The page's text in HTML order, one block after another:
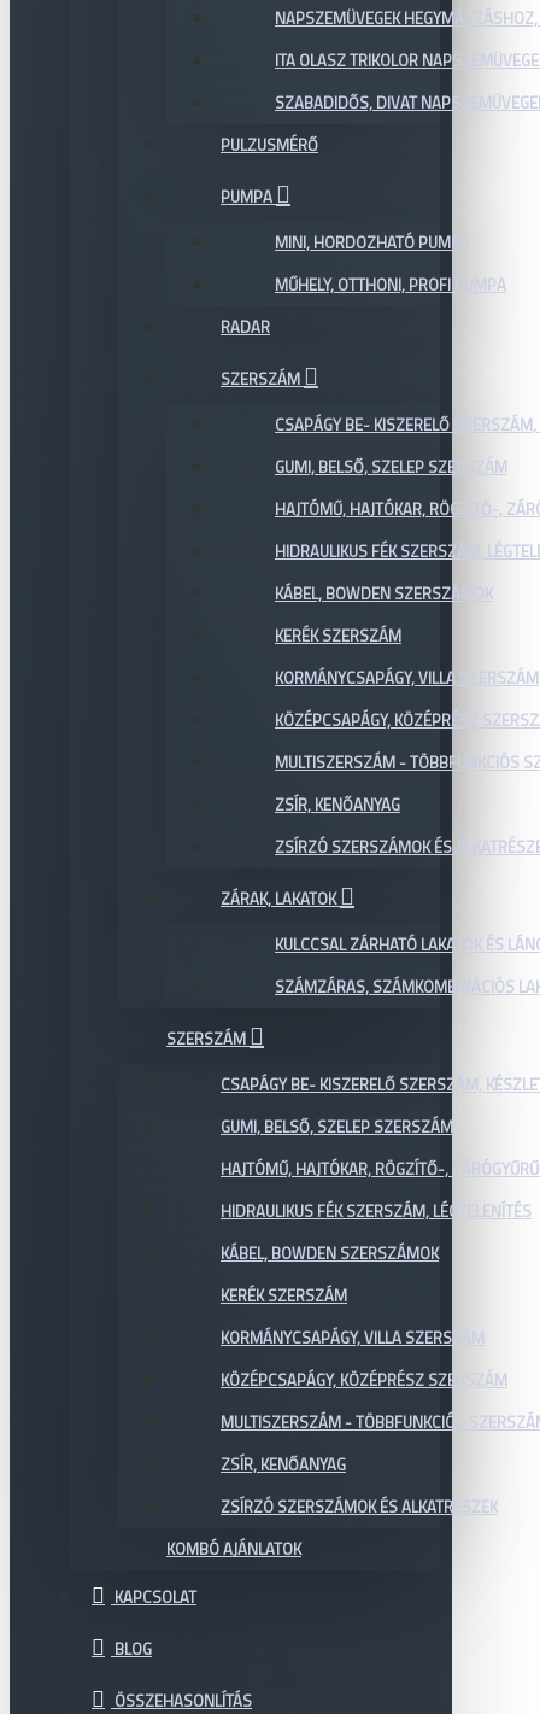
NAPSZEMÜVEGEK
ITA OLASZ TRIKOLOR
SZABADIDŐS, DIVAT
PULZUSMÉRŐ
PUMPA
MINI, HORDOZHATÓ PUMPA
MŰHELY, OTTHONI, PROFI PUMPA
RADAR
SZERSZÁM
CSAPÁGY BE- KISZERELŐ
GUMI, BELSŐ, SZELEP SZERSZÁM
HAJTÓMŰ, HAJTÓKAR, RÖGZÍTŐ-,
HIDRAULIKUS FÉK SZERSZÁM,
KÁBEL, BOWDEN SZERSZÁMOK
KERÉK SZERSZÁM
KORMÁNYCSAPÁGY, VILLA SZERSZÁM
KÖZÉPCSAPÁGY, KÖZÉPRÉSZ
MULTISZERSZÁM - TÖBBFUNKCIÓS
ZSÍR, KENŐANYAG
ZSÍRZÓ SZERSZÁMOK ÉS
ZÁRAK, LAKATOK
KULCCSAL ZÁRHATÓ LAKATOK ÉS
SZÁMZÁRAS, SZÁMKOMBINÁCIÓS
SZERSZÁM
CSAPÁGY BE- KISZERELŐ SZERSZÁM,
GUMI, BELSŐ, SZELEP SZERSZÁM
HAJTÓMŰ, HAJTÓKAR, RÖGZÍTŐ-,
HIDRAULIKUS FÉK SZERSZÁM, LÉGTELENÍTÉS
KÁBEL, BOWDEN SZERSZÁMOK
KERÉK SZERSZÁM
KORMÁNYCSAPÁGY, VILLA SZERSZÁM
KÖZÉPCSAPÁGY, KÖZÉPRÉSZ SZERSZÁM
MULTISZERSZÁM - TÖBBFUNKCIÓS
ZSÍR, KENŐANYAG
ZSÍRZÓ SZERSZÁMOK ÉS ALKATRÉSZEK
KOMBÓ AJÁNLATOK
KAPCSOLAT
BLOG
ÖSSZEHASONLÍTÁS